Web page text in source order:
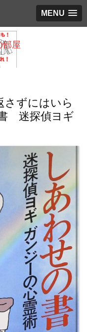
MENU
屋
さずにはいら
迷探偵ヨギ